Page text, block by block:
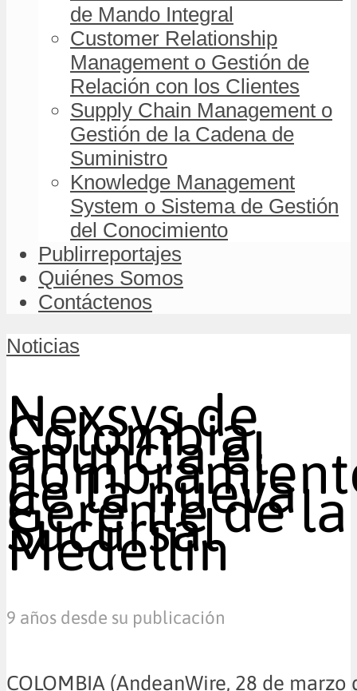
de Mando Integral
Customer Relationship
Management o Gestión de
Relación con los Clientes
Supply Chain Management o
Gestión de la Cadena de
Suministro
Knowledge Management
System o Sistema de Gestión
del Conocimiento
Publirreportajes
Quiénes Somos
Contáctenos
Noticias
Nexsys de
Colombia
anuncia el
de la nueva
Gerente de la
Sucursal
Medellín
9 años desde su publicación
COLOMBIA (AndeanWire, 28 de